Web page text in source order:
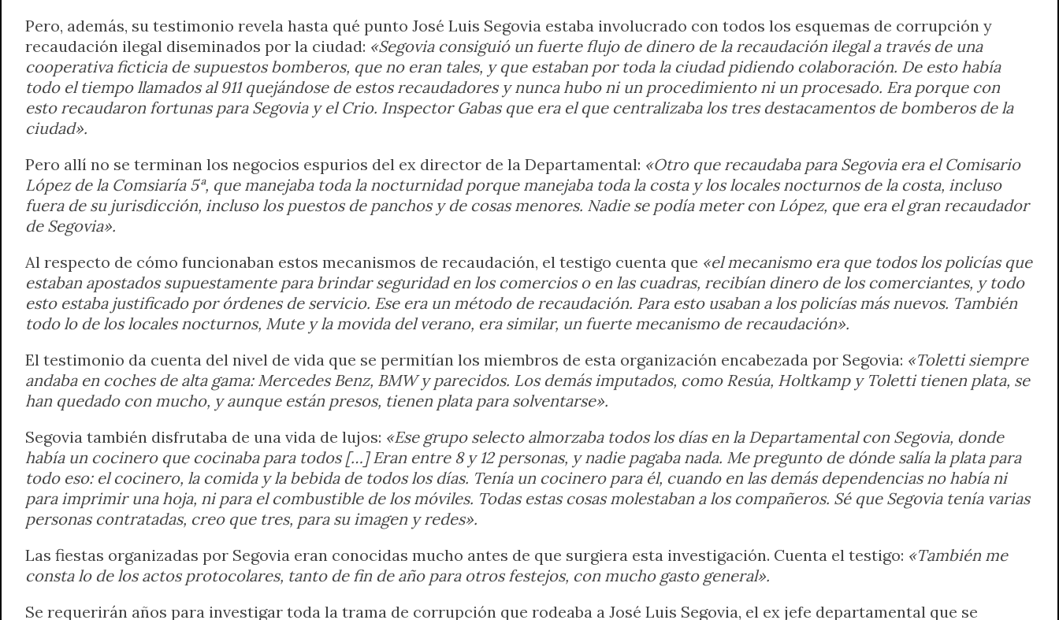
Pero, además, su testimonio revela hasta qué punto José Luis Segovia estaba involucrado con todos los esquemas de corrupción y
recaudación ilegal diseminados por la ciudad: «Segovia consiguió un fuerte flujo de dinero de la recaudación ilegal a través de una
cooperativa ficticia de supuestos bomberos, que no eran tales, y que estaban por toda la ciudad pidiendo colaboración. De esto había
todo el tiempo llamados al 911 quejándose de estos recaudadores y nunca hubo ni un procedimiento ni un procesado. Era porque con
esto recaudaron fortunas para Segovia y el Crio. Inspector Gabas que era el que centralizaba los tres destacamentos de bomberos de la
ciudad».
Pero allí no se terminan los negocios espurios del ex director de la Departamental: «Otro que recaudaba para Segovia era el Comisario
López de la Comsiaría 5ª, que manejaba toda la nocturnidad porque manejaba toda la costa y los locales nocturnos de la costa, incluso
fuera de su jurisdicción, incluso los puestos de panchos y de cosas menores. Nadie se podía meter con López, que era el gran recaudador
de Segovia».
Al respecto de cómo funcionaban estos mecanismos de recaudación, el testigo cuenta que «el mecanismo era que todos los policías que
estaban apostados supuestamente para brindar seguridad en los comercios o en las cuadras, recibían dinero de los comerciantes, y todo
esto estaba justificado por órdenes de servicio. Ese era un método de recaudación. Para esto usaban a los policías más nuevos. También
todo lo de los locales nocturnos, Mute y la movida del verano, era similar, un fuerte mecanismo de recaudación».
El testimonio da cuenta del nivel de vida que se permitían los miembros de esta organización encabezada por Segovia: «Toletti siempre
andaba en coches de alta gama: Mercedes Benz, BMW y parecidos. Los demás imputados, como Resúa, Holtkamp y Toletti tienen plata, se
han quedado con mucho, y aunque están presos, tienen plata para solventarse».
Segovia también disfrutaba de una vida de lujos: «Ese grupo selecto almorzaba todos los días en la Departamental con Segovia, donde
había un cocinero que cocinaba para todos […] Eran entre 8 y 12 personas, y nadie pagaba nada. Me pregunto de dónde salía la plata para
todo eso: el cocinero, la comida y la bebida de todos los días. Tenía un cocinero para él, cuando en las demás dependencias no había ni
para imprimir una hoja, ni para el combustible de los móviles. Todas estas cosas molestaban a los compañeros. Sé que Segovia tenía varias
personas contratadas, creo que tres, para su imagen y redes».
Las fiestas organizadas por Segovia eran conocidas mucho antes de que surgiera esta investigación. Cuenta el testigo: «También me
consta lo de los actos protocolares, tanto de fin de año para otros festejos, con mucho gasto general».
Se requerirán años para investigar toda la trama de corrupción que rodeaba a José Luis Segovia, el ex jefe departamental que se